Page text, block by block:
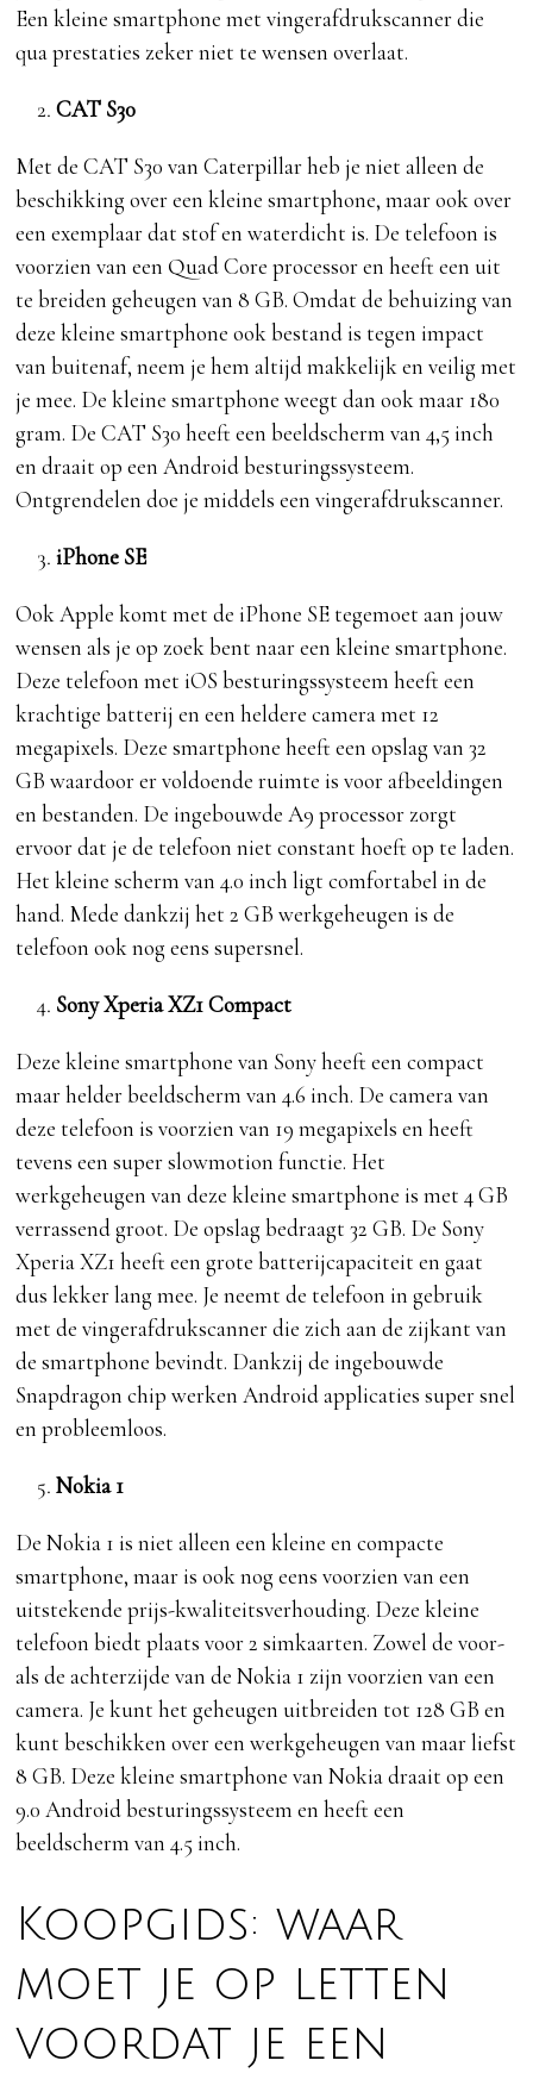
Een kleine smartphone met vingerafdrukscanner die
qua prestaties zeker niet te wensen overlaat.
CAT S30
Met de CAT S30 van Caterpillar heb je niet alleen de
beschikking over een kleine smartphone, maar ook over
een exemplaar dat stof en waterdicht is. De telefoon is
voorzien van een Quad Core processor en heeft een uit
te breiden geheugen van 8 GB. Omdat de behuizing van
deze kleine smartphone ook bestand is tegen impact
van buitenaf, neem je hem altijd makkelijk en veilig met
je mee. De kleine smartphone weegt dan ook maar 180
gram. De CAT S30 heeft een beeldscherm van 4,5 inch
en draait op een Android besturingssysteem.
Ontgrendelen doe je middels een vingerafdrukscanner.
iPhone SE
Ook Apple komt met de iPhone SE tegemoet aan jouw
wensen als je op zoek bent naar een kleine smartphone.
Deze telefoon met iOS besturingssysteem heeft een
krachtige batterij en een heldere camera met 12
megapixels. Deze smartphone heeft een opslag van 32
GB waardoor er voldoende ruimte is voor afbeeldingen
en bestanden. De ingebouwde A9 processor zorgt
ervoor dat je de telefoon niet constant hoeft op te laden.
Het kleine scherm van 4.0 inch ligt comfortabel in de
hand. Mede dankzij het 2 GB werkgeheugen is de
telefoon ook nog eens supersnel.
Sony Xperia XZ1 Compact
Deze kleine smartphone van Sony heeft een compact
maar helder beeldscherm van 4.6 inch. De camera van
deze telefoon is voorzien van 19 megapixels en heeft
tevens een super slowmotion functie. Het
werkgeheugen van deze kleine smartphone is met 4 GB
verrassend groot. De opslag bedraagt 32 GB. De Sony
Xperia XZ1 heeft een grote batterijcapaciteit en gaat
dus lekker lang mee. Je neemt de telefoon in gebruik
met de vingerafdrukscanner die zich aan de zijkant van
de smartphone bevindt. Dankzij de ingebouwde
Snapdragon chip werken Android applicaties super snel
en probleemloos.
Nokia 1
De Nokia 1 is niet alleen een kleine en compacte
smartphone, maar is ook nog eens voorzien van een
uitstekende prijs-kwaliteitsverhouding. Deze kleine
telefoon biedt plaats voor 2 simkaarten. Zowel de voor-
als de achterzijde van de Nokia 1 zijn voorzien van een
camera. Je kunt het geheugen uitbreiden tot 128 GB en
kunt beschikken over een werkgeheugen van maar liefst
8 GB. Deze kleine smartphone van Nokia draait op een
9.0 Android besturingssysteem en heeft een
beeldscherm van 4.5 inch.
Koopgids: waar
moet je op letten
voordat je een